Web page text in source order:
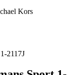
Kors
2117J